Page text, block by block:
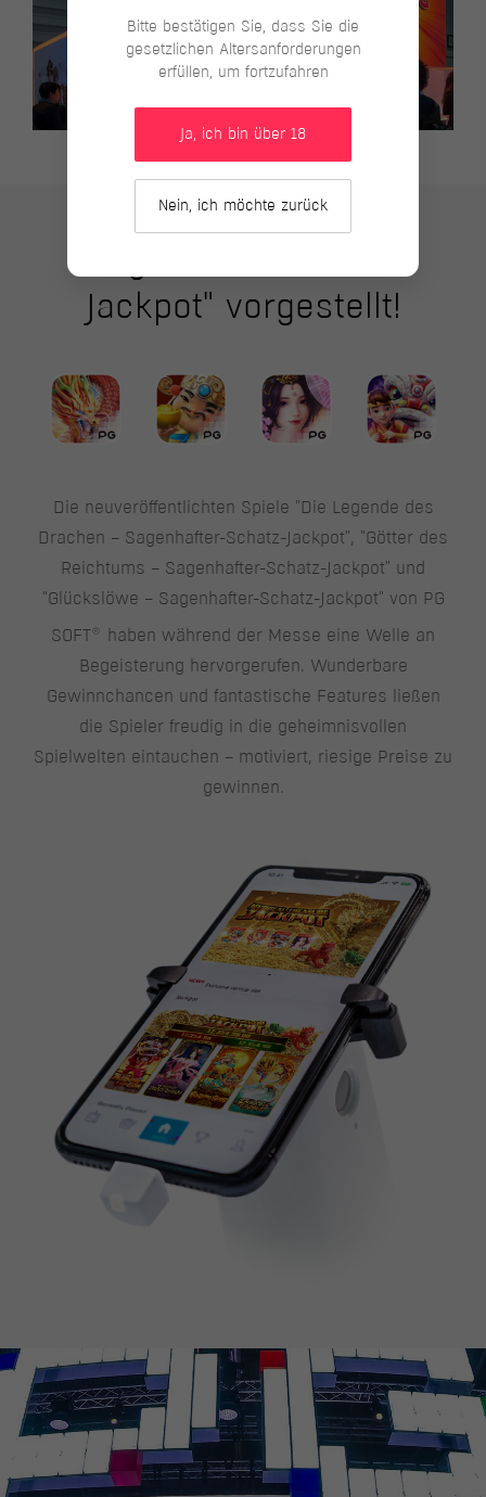
Jackpot" vorgestellt!
Die neuveröffentlichten Spiele "Die Legende des
Drachen – Sagenhafter-Schatz-Jackpot", "Götter des
Reichtums – Sagenhafter-Schatz-Jackpot" und
"Glückslöwe – Sagenhafter-Schatz-Jackpot" von PG
SOFT® haben während der Messe eine Welle an
Begeisterung hervorgerufen. Wunderbare
Gewinnchancen und fantastische Features ließen
die Spieler freudig in die geheimnisvollen
Spielwelten eintauchen – motiviert, riesige Preise zu
gewinnen.
Bitte bestätigen Sie, dass Sie die
gesetzlichen Altersanforderungen
erfüllen, um fortzufahren
Ja, ich bin über 18
Nein, ich möchte zurück